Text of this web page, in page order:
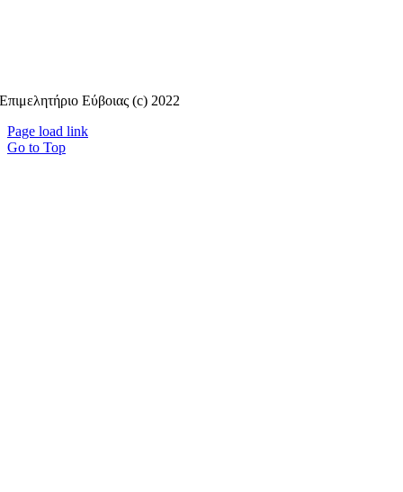
Επιμελητήριο Εύβοιας (c) 2022
Page load link
Go to Top